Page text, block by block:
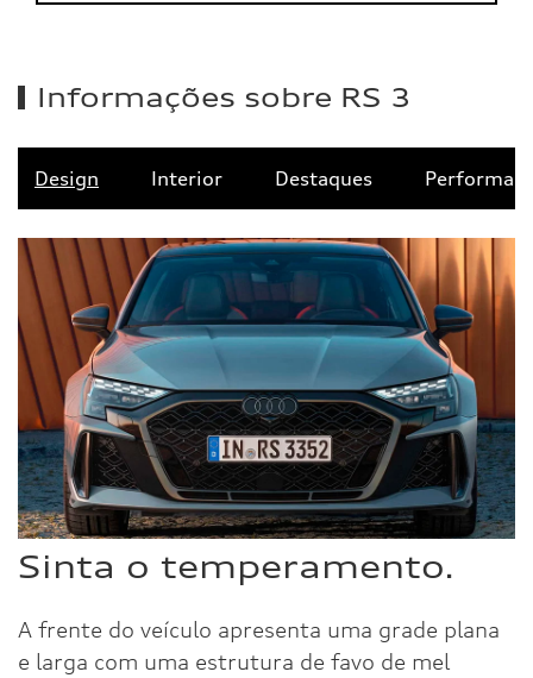
Informações sobre RS 3
Design Interior Destaques
Sinta o temperamento.
A frente do veículo apresenta uma grade plana
e larga com uma estrutura de favo de mel